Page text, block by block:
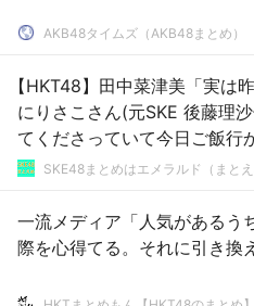
AKB48タイムズ（AKB48まとめ）
【HKT48】田中菜津美「実は
にりさこさん(元SKE 後藤理
てくださっていて今日ご飯行
ました」
SKE48まとめはエメラルド（まとえ
一流メディア「人気があるう
際を心得てる。それに引き換